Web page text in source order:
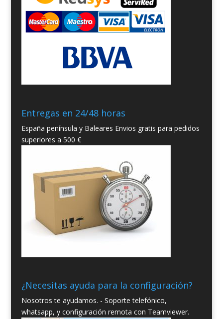
Entregas en 24/48 horas
España península y Baleares Envios gratis para pedidos
superiores a 500 €
¿Necesitas ayuda para la configuración?
Nosotros te ayudamos. - Soporte telefónico,
whatsapp, y configuración remota con Teamviewer.